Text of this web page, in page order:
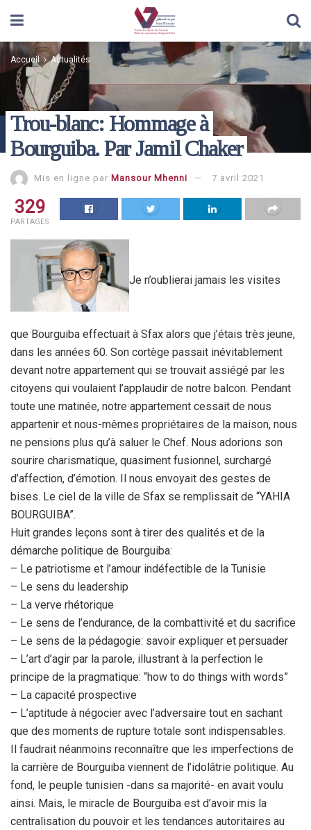
Accueil Actualités
Trou-blanc: Hommage à
Bourguiba. Par Jamil Chaker
Mis en ligne par Mansour Mhenni 7 avril 2021
329
PARTAGES
Je n’oublierai jamais les visites
que Bourguiba effectuait à Sfax alors que j’étais très jeune,
dans les années 60. Son cortège passait inévitablement
devant notre appartement qui se trouvait assiégé par les
citoyens qui voulaient l’applaudir de notre balcon. Pendant
toute une matinée, notre appartement cessait de nous
appartenir et nous-mêmes propriétaires de la maison, nous
ne pensions plus qu’à saluer le Chef. Nous adorions son
sourire charismatique, quasiment fusionnel, surchargé
d’affection, d’émotion. Il nous envoyait des gestes de
bises. Le ciel de la ville de Sfax se remplissait de “YAHIA
BOURGUIBA”.
Huit grandes leçons sont à tirer des qualités et de la
démarche politique de Bourguiba:
– Le patriotisme et l’amour indéfectible de la Tunisie
– Le sens du leadership
– La verve rhétorique
– Le sens de l’endurance, de la combattivité et du sacrifice
– Le sens de la pédagogie: savoir expliquer et persuader
– L’art d’agir par la parole, illustrant à la perfection le
principe de la pragmatique: “how to do things with words”
– La capacité prospective
– L’aptitude à négocier avec l’adversaire tout en sachant
que des moments de rupture totale sont indispensables.
Il faudrait néanmoins reconnaître que les imperfections de
la carrière de Bourguiba viennent de l’idolâtrie politique. Au
fond, le peuple tunisien -dans sa majorité- en avait voulu
ainsi. Mais, le miracle de Bourguiba est d’avoir mis la
centralisation du pouvoir et les tendances autoritaires au